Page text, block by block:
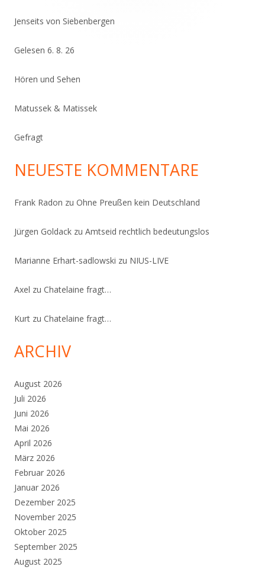
Jenseits von Siebenbergen
Gelesen 6. 8. 26
Hören und Sehen
Matussek & Matissek
Gefragt
NEUESTE KOMMENTARE
Frank Radon zu Ohne Preußen kein Deutschland
Jürgen Goldack zu Amtseid rechtlich bedeutungslos
Marianne Erhart-sadlowski zu NIUS-LIVE
Axel zu Chatelaine fragt…
Kurt zu Chatelaine fragt…
ARCHIV
August 2026
Juli 2026
Juni 2026
Mai 2026
April 2026
März 2026
Februar 2026
Januar 2026
Dezember 2025
November 2025
Oktober 2025
September 2025
August 2025